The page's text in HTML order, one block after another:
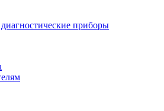
приборы